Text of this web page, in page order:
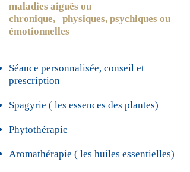
maladies aiguës ou
chronique, physiques, psychiques ou
émotionnelles
Séance personnalisée, conseil et
prescription
Spagyrie ( les essences des plantes)
Phytothérapie
Aromathérapie ( les huiles essentielles)